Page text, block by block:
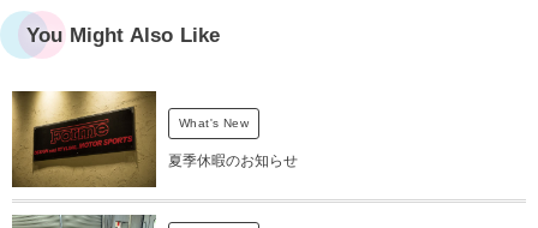
You Might Also Like
What's New
夏季休暇のお知らせ